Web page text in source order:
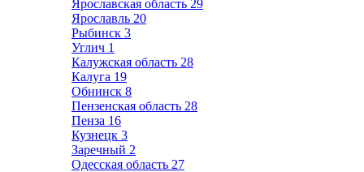
Ярославская область 29
Ярославль 20
Рыбинск 3
Углич 1
Калужская область 28
Калуга 19
Обнинск 8
Пензенская область 28
Пенза 16
Кузнецк 3
Заречный 2
Одесская область 27